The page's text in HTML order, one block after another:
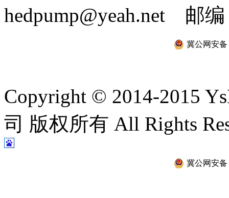
hedpump@yeah.net 邮编
冀公网安备
Copyright © 2014-2015
司 版权所有 All Rights
冀公网安备